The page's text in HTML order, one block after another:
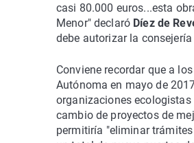
casi 80.000 euros...esta
Menor" declaró Díez de
debe autorizar la
Conviene recordar que a
Autónoma en mayo de
organizaciones
cambio de proyectos de
permitiría "eliminar